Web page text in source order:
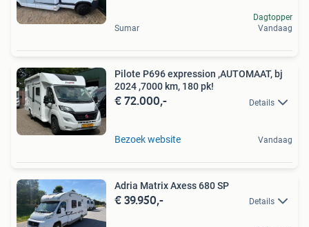
Sumar
Dagtopper
Vandaag
Pilote P696 expression ,AUTOMAAT, bj
2024 ,7000 km, 180 pk!
€ 72.000,- Details
Bezoek website Vandaag
Adria Matrix Axess 680 SP
€ 39.950,- Details